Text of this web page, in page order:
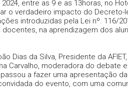
entre as 9 e as 13horas, no
o verdadeiro impacto do Decreto-
introduzidas pela Lei nº. 116/
na aprendizagem dos
Dias da Silva, Presidente da
Carvalho, moderadora do debate
a fazer uma apresentação
do evento, com uma